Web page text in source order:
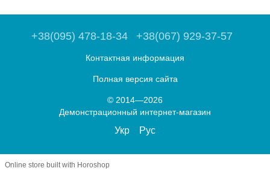
+38(095) 478-18-34 +38(067) 929-37-57
Контактная информация
Полная версия сайта
© 2014—2026
Демонстрационный интернет-магазин
Укр Рус
Online store built with Horoshop